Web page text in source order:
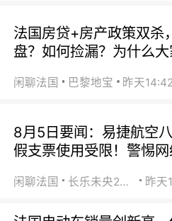
法国房贷+房产政策双杀
盘？如何捡漏？为什么大
闲聊法国 巴黎地宝 昨天
8月5日要闻：易捷航空
假支票使用受限！警惕网
闲聊法国 长乐未央2015 昨天